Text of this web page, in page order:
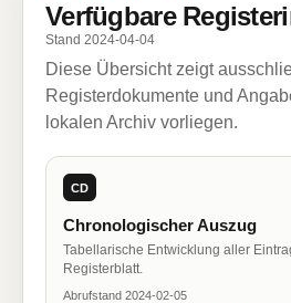
Verfügbare
Stand 2024-04-04
Diese Übersicht zeigt
Registerdokumente und
lokalen Archiv vorliegen.
CD
Chronologischer Auszug
Tabellarische Entwicklung aller
Registerblatt.
Abrufstand 2024-02-05